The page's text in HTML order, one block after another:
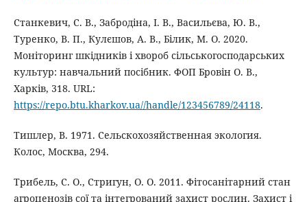
Станкевич, С. В., Забродіна, І. В., Васильєва, Ю. В.,
Туренко, В. П., Кулєшов, А. В., Білик, М. О. 2020.
Моніторинг шкідників і хвороб сільськогосподарських
культур: навчальний посібник. ФОП Бровін О. В.,
Харків, 318. URL:
https://repo.btu.kharkov.ua//handle/123456789/24118.
Тишлер, В. 1971. Сельскохозяйственная экология.
Колос, Москва, 294.
Трибель, С. О., Стригун, О. О. 2011. Фітосанітарний стан
агроценозів сої та інтегрований захист рослин. Захист і